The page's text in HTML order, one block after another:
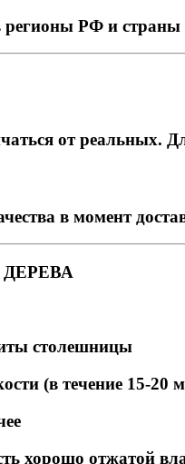
регионы РФ и
от реальных.
в момент
столешницы
(в течение 15-20
хорошо отжатой